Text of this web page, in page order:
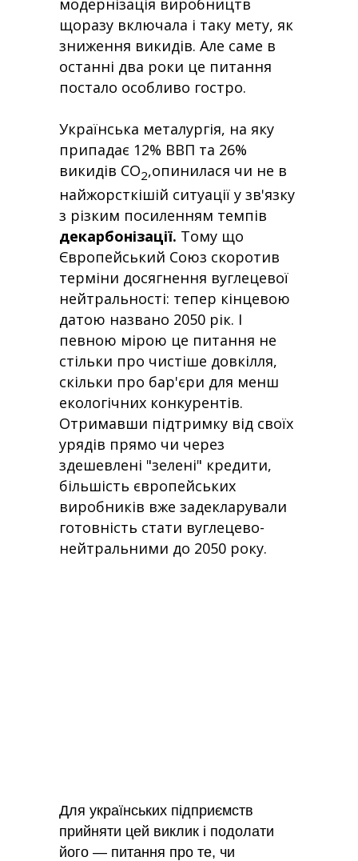
модернізація виробництв
щоразу включала і таку мету, як
зниження викидів. Але саме в
останні два роки це питання
постало особливо гостро.
Українська металургія, на яку
припадає 12% ВВП та 26%
викидів СО2,опинилася чи не в
найжорсткішій ситуації у зв'язку
з різким посиленням темпів
декарбонізації. Тому що
Європейський Союз скоротив
терміни досягнення вуглецевої
нейтральності: тепер кінцевою
датою названо 2050 рік. І
певною мірою це питання не
стільки про чистіше довкілля,
скільки про бар'єри для менш
екологічних конкурентів.
Отримавши підтримку від своїх
урядів прямо чи через
здешевлені "зелені" кредити,
більшість європейських
виробників вже задекларували
готовність стати вуглецево-
нейтральними до 2050 року.
Для українських підприємств
прийняти цей виклик і подолати
його — питання про те, чи